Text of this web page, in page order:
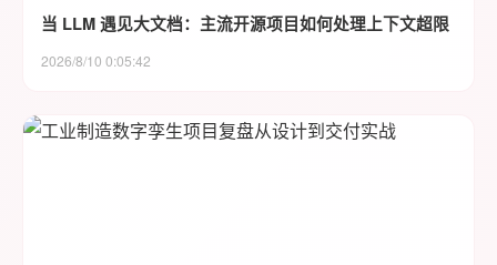
当 LLM 遇见大文档：主流开源项目如何处理上下文超限
2026/8/10 0:05:42